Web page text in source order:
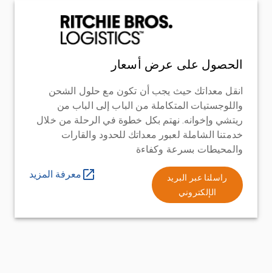
الحصول على عرض أسعار
انقل معداتك حيث يجب أن تكون مع حلول الشحن
واللوجستيات المتكاملة من الباب إلى الباب من
ريتشي وإخوانه. نهتم بكل خطوة في الرحلة من خلال
خدمتنا الشاملة لعبور معداتك للحدود والقارات
والمحيطات بسرعة وكفاءة
راسلنا عبر البريد
الإلكتروني
معرفة المزيد